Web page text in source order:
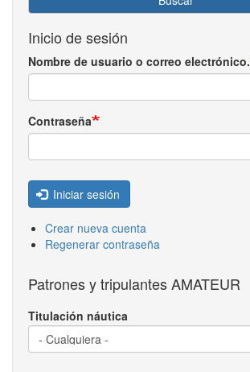
Inicio de sesión
Nombre de usuario o correo electrónico.
Contraseña
Iniciar sesión
Crear nueva cuenta
Regenerar contraseña
Patrones y tripulantes AMATEUR
Titulación náutica